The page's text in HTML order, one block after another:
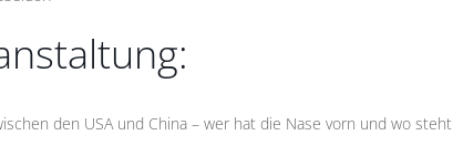
den USA und China – wer hat die Nase vorn und wo steht